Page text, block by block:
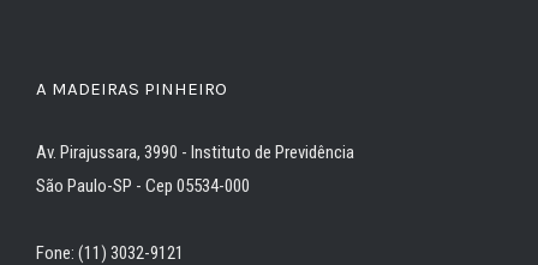
A MADEIRAS PINHEIRO
Av. Pirajussara, 3990 - Instituto de Previdência
São Paulo-SP - Cep 05534-000
Fone: (11) 3032-9121